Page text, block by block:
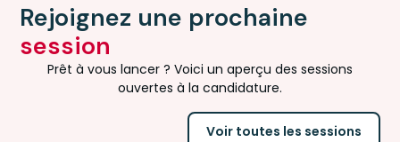
Rejoignez une prochaine
session
Prêt à vous lancer ? Voici un aperçu des sessions
ouvertes à la candidature.
Voir toutes les sessions